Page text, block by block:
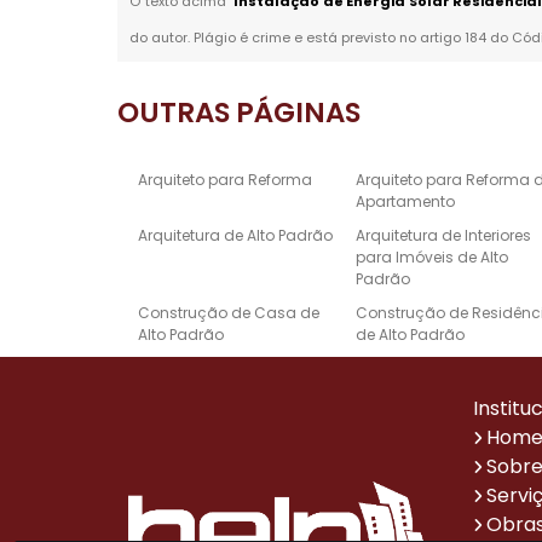
do autor. Plágio é crime e está previsto no artigo 184 do
OUTRAS PÁGINAS
Arquiteto para Reforma
Arquiteto para Reforma
Apartamento
Arquitetura de Alto Padrão
Arquitetura de Interiores
para Imóveis de Alto
Padrão
Construção de Casa de
Alto Padrão
Construção de
de Alto Padrão
Casas de Alto Padrão
Padrão
Reforma de Escritório
Sistema de Automação
Empresa de Reformas
Home